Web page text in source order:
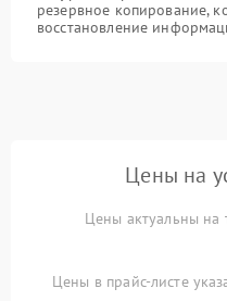
резервное копирование,
восстановление
Цены на
Цены актуальны на
Цены в прайс-листе